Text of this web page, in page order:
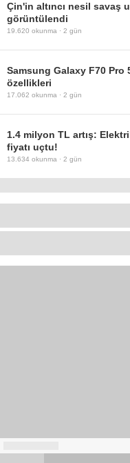
Çin'in altıncı nesil savaş
görüntülendi
19.620 okunma · 2 gün
Samsung Galaxy F70 Pro
özellikleri
17.062 okunma · 2 gün
1.4 milyon TL artış:
fiyatı uçtu!
13.634 okunma · 2 gün